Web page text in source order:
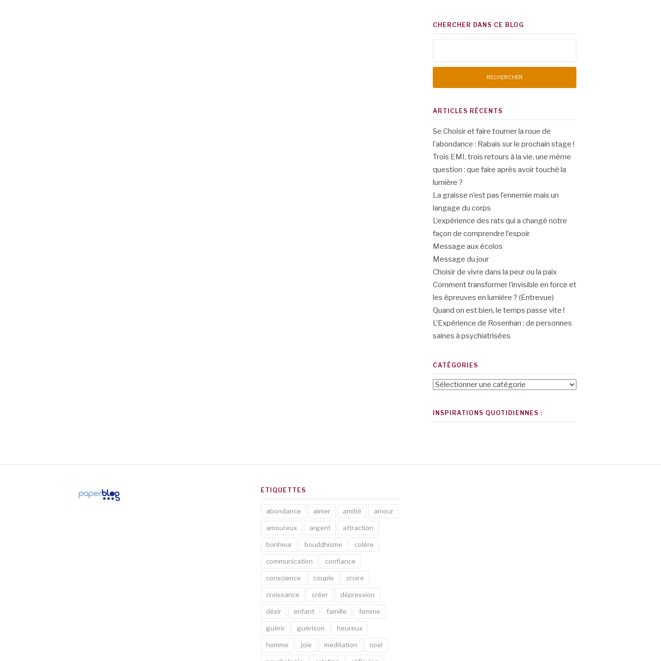
CHERCHER DANS CE BLOG
ARTICLES RÉCENTS
Se Choisir et faire tourner la roue de
l’abondance : Rabais sur le prochain stage !
Trois EMI, trois retours à la vie, une même
question : que faire après avoir touché la
lumière ?
La graisse n’est pas l’ennemie mais un
langage du corps
L’expérience des rats qui a changé notre
façon de comprendre l’espoir
Message aux écolos
Message du jour
Choisir de vivre dans la peur ou la paix
Comment transformer l’invisible en force et
les épreuves en lumière ? (Entrevue)
Quand on est bien, le temps passe vite !
L’Expérience de Rosenhan : de personnes
saines à psychiatrisées
CATÉGORIES
Catégories
INSPIRATIONS QUOTIDIENNES :
ETIQUETTES
abondance aimer amitié amour
amoureux argent attraction
bonheur bouddhisme colère
communication confiance
conscience couple croire
croissance créer dépression
désir enfant famille femme
guérir guérison heureux
homme joie meditation noel